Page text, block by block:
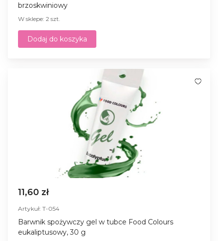
brzoskwiniowy
W sklepe: 2 szt.
Dodaj do koszyka
11,60 zł
Artykuł: T-054
Barwnik spożywczy gel w tubce Food Colours
eukaliptusowy, 30 g